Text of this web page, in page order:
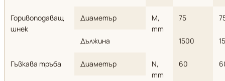
Горивоподаващ
шнек
Диаметър
M,
mm
75
Дължина 1500
Гъвкава тръба Диаметър
N,
mm
60